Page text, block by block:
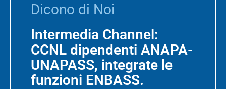
Dicono di Noi
Intermedia Channel:
CCNL dipendenti ANAPA-
UNAPASS, integrate le
funzioni ENBASS.